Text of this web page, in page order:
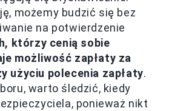
możemy budzić się bez
na potwierdzenie
którzy cenią sobie
możliwość zapłaty za
użyciu polecenia zapłaty.
warto śledzić, kiedy
ponieważ nikt